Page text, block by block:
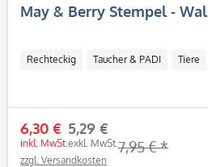
May & Berry Stempel - Wal
Rechteckig Taucher & PADI Tiere
6,30 €
inkl. MwSt.
5,29 €
exkl. MwSt.7,95 € *
zzgl. Versandkosten